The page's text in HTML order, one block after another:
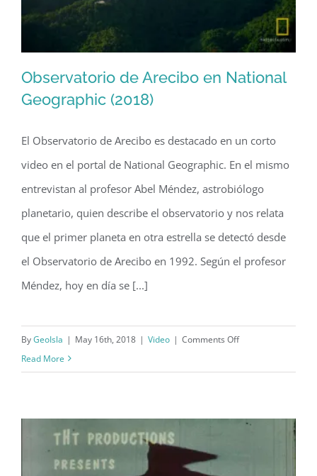
Observatorio de Arecibo en National
Geographic (2018)
Observatorio de Arecibo en National
Geographic (2018)
El Observatorio de Arecibo es destacado en un corto
video en el portal de National Geographic. En el mismo
entrevistan al profesor Abel Méndez, astrobiólogo
planetario, quien describe el observatorio y nos relata
que el primer planeta en otra estrella se detectó desde
el Observatorio de Arecibo en 1992. Según el profesor
Méndez, hoy en día se [...]
ByGeoIsla | May 16th, 2018 | Video | Comments Offon
Read More